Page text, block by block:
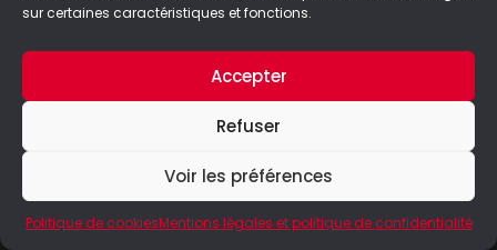
sur certaines caractéristiques et fonctions.
Accepter
Refuser
Voir les préférences
Politique de cookiesMentions légales et politique de confidentialité
© Le Geek Paresseux –Mentions légales & Politique de